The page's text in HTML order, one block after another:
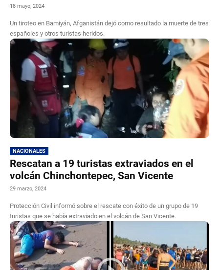
18 mayo, 2024
Un tiroteo en Bamiyán, Afganistán dejó como resultado la muerte de tres
españoles y otros turistas heridos.
NACIONALES
Rescatan a 19 turistas extraviados en el
volcán Chinchontepec, San Vicente
29 marzo, 2024
Protección Civil informó sobre el rescate con éxito de un grupo de 19
turistas que se había extraviado en el volcán de San Vicente.